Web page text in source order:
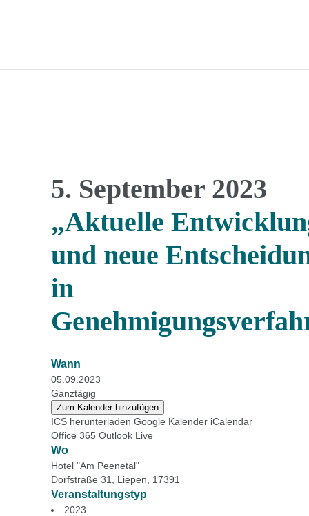
5. September 2023
„Aktuelle
und neue
in
Wann
05.09.2023
Ganztägig
Zum Kalender hinzufügen
ICS herunterladen Google Kalender iCalendar
Office 365 Outlook Live
Wo
Hotel "Am Peenetal"
Dorfstraße 31, Liepen, 17391
Veranstaltungstyp
2023